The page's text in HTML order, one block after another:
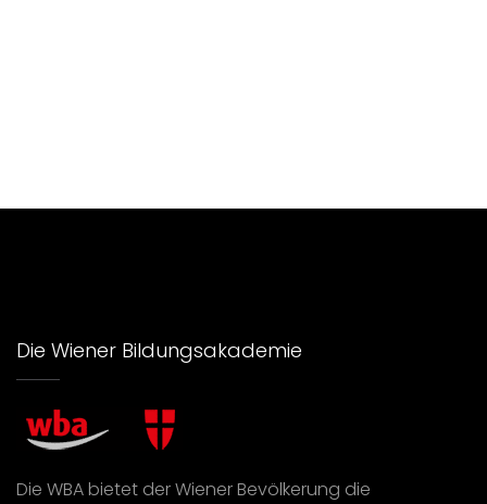
Die Wiener Bildungsakademie
Die WBA bietet der Wiener Bevölkerung die